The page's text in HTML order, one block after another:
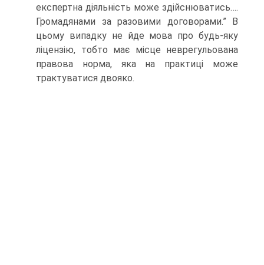
експертна діяльність може здійснюватись….
Громадянами за разовими договорами.” В
цьому випадку не йде мова про будь-яку
ліцензію, тобто має місце неврегульована
правова норма, яка на практиці може
трактуватися двояко.